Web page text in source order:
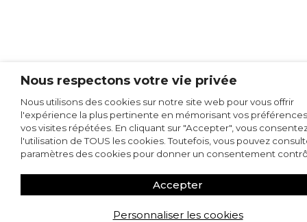
Nous respectons votre vie privée
Nous utilisons des cookies sur notre site web pour vous offrir
l'expérience la plus pertinente en mémorisant vos
vos visites répétées. En cliquant sur "Accepter", vous
l'utilisation de TOUS les cookies. Toutefois, vous pouvez
paramètres des cookies pour donner un consentement
Personnaliser les cookies
Accepter